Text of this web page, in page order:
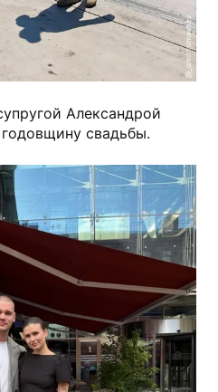
@_dmitrisimashev
Александрой
свадьбы.